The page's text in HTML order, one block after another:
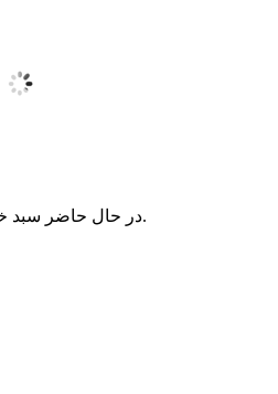
در حال حاضر سبد خرید شما خالی می‌باشد.